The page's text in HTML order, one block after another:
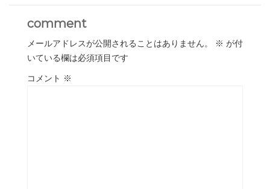
comment
メールアドレスが公開されることはありません。 ※ が付
いている欄は必須項目です
コメント ※